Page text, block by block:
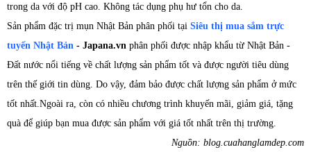
trong da với độ pH cao. Không tác dụng phụ hư tổn cho da.
Sản phẩm đặc trị mụn Nhật Bản phân phối tại Siêu thị mua sắm trực
tuyến Nhật Bản - Japana.vn phân phối được nhập khẩu từ Nhật Bản -
Đất nước nổi tiếng về chất lượng sản phẩm tốt và được người tiêu dùng
trên thế giới tin dùng. Do vậy, đảm bảo được chất lượng sản phẩm ở mức
tốt nhất.Ngoài ra, còn có nhiều chương trình khuyến mãi, giảm giá, tặng
quà để giúp bạn mua được sản phẩm với giá tốt nhất trên thị trường.
Nguồn: blog.cuahanglamdep.com